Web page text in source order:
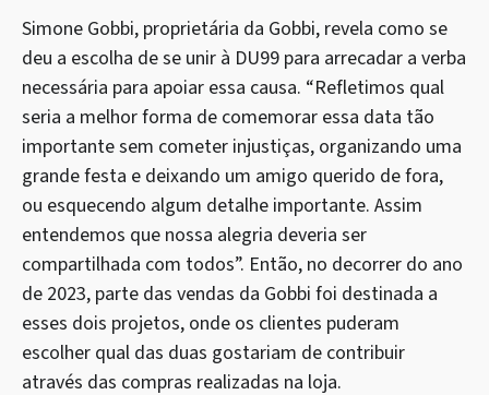
Simone Gobbi, proprietária da Gobbi, revela como se
deu a escolha de se unir à DU99 para arrecadar a verba
necessária para apoiar essa causa. “Refletimos qual
seria a melhor forma de comemorar essa data tão
importante sem cometer injustiças, organizando uma
grande festa e deixando um amigo querido de fora,
ou esquecendo algum detalhe importante. Assim
entendemos que nossa alegria deveria ser
compartilhada com todos”. Então, no decorrer do ano
de 2023, parte das vendas da Gobbi foi destinada a
esses dois projetos, onde os clientes puderam
escolher qual das duas gostariam de contribuir
através das compras realizadas na loja.